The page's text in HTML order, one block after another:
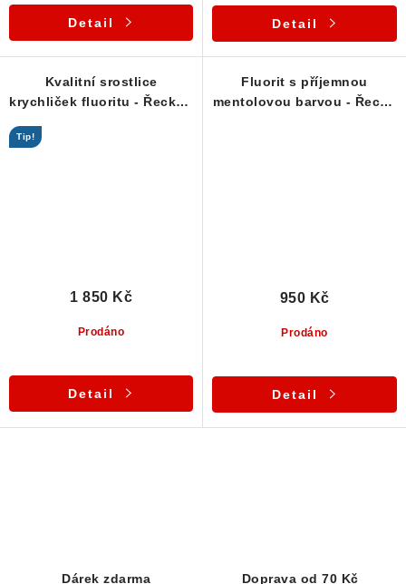
Detail Detail
Kvalitní srostlice
krychliček fluoritu - Řecko /
Tip!
Prodáno
1 850 Kč
Detail
Fluorit s příjemnou
mentolovou barvou - Řecko
Prodáno
950 Kč
Detail
Dárek zdarma Doprava od 70 Kč